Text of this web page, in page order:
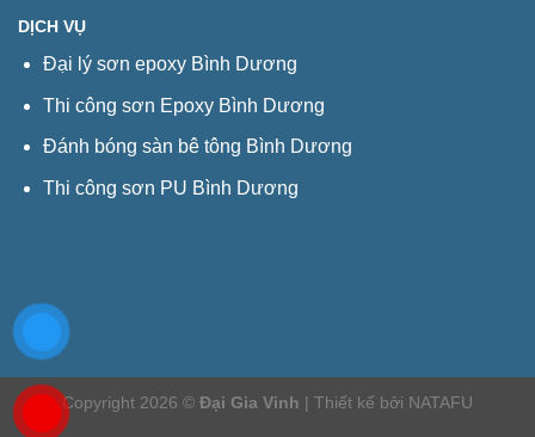
DỊCH VỤ
Đại lý sơn epoxy Bình Dương
Thi công sơn Epoxy Bình Dương
Đánh bóng sàn bê tông Bình Dương
Thi công sơn PU Bình Dương
Copyright 2026 © Đại Gia Vinh | Thiết kế bởi NATAFU